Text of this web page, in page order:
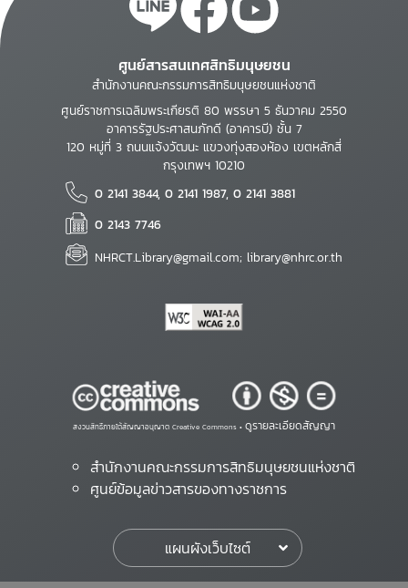
ศูนย์สารสนเทศสิทธิมนุษยชน
สำนักงานคณะกรรมการสิทธิมนุษยชนแห่งชาติ
ศูนย์ราชการเฉลิมพระเกียรติ 80 พรรษา 5 ธันวาคม 2550
อาคารรัฐประศาสนภักดี (อาคารบี) ชั้น 7
120 หมู่ที่ 3 ถนนแจ้งวัฒนะ แขวงทุ่งสองห้อง เขตหลักสี่
กรุงเทพฯ 10210
0 2141 3844, 0 2141 1987, 0 2141 3881
0 2143 7746
NHRCT.Library@gmail.com; library@nhrc.or.th
สงวนสิทธิ์ภายใต้สัญญาอนุญาต Creative Commons • ดูรายละเอียดสัญญา
สำนักงานคณะกรรมการสิทธิมนุษยชนแห่งชาติ
ศูนย์ข้อมูลข่าวสารของทางราชการ
แผนผังเว็บไซต์